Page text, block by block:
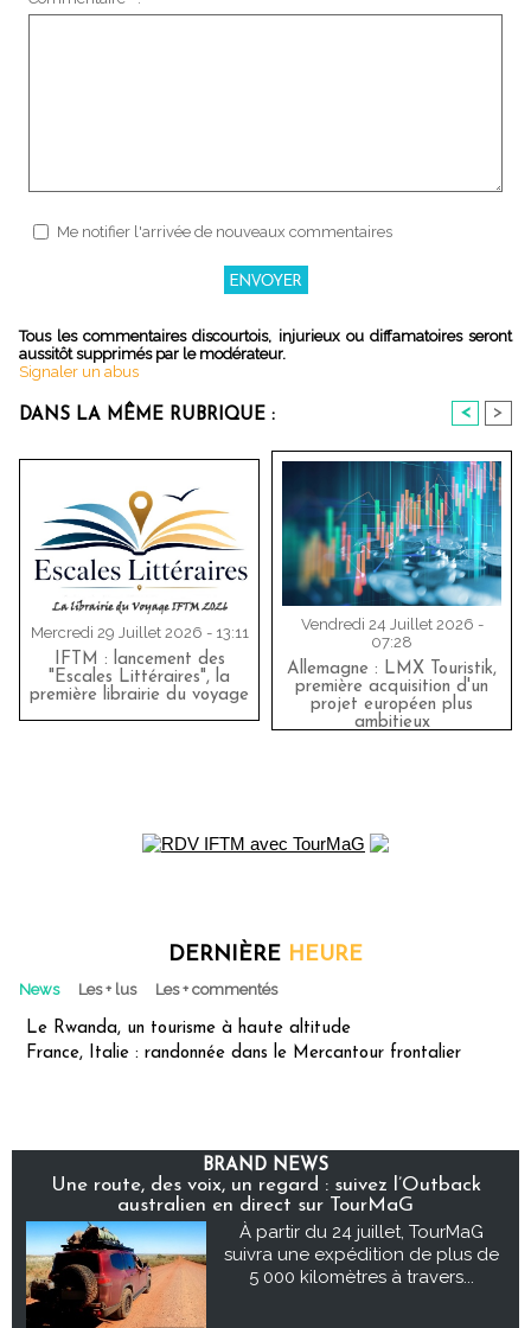
Me notifier l'arrivée de nouveaux commentaires
Tous les commentaires discourtois, injurieux ou diffamatoires seront
aussitôt supprimés par le modérateur.
Signaler un abus
DANS LA MÊME RUBRIQUE : < >
Mercredi 29 Juillet 2026 - 13:11
IFTM : lancement des
"Escales Littéraires", la
première librairie du voyage
Vendredi 24 Juillet 2026 -
07:28
Allemagne : LMX Touristik,
première acquisition d'un
projet européen plus
ambitieux
DERNIÈRE HEURE
News Les + lus Les + commentés
Le Rwanda, un tourisme à haute altitude
France, Italie : randonnée dans le Mercantour frontalier
BRAND NEWS
Une route, des voix, un regard : suivez l’Outback
australien en direct sur TourMaG
À partir du 24 juillet, TourMaG
suivra une expédition de plus de
5 000 kilomètres à travers...